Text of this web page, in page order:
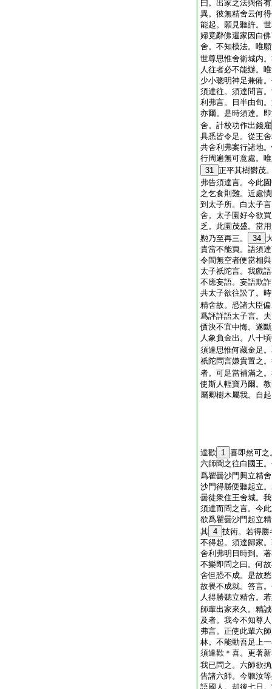
曰。出家之法與俗
異。彼無精舍云何
能起。願見聽許。
婦竟辭佛還家因白
舍。不知模法。唯
世尊思惟舍衞城内
人往者必不能辦。
少小聰明神足兼備
須達往。須達問言
利弗言。日半由旬
亦爾。是時須達。
舍。計校功作出錢雇
具悉皆令足。從王
共舍利弗案行諸地
行周遍無可意處。
31 正平其樹欝茂
弗告須達言。今此
之乞食則難。近處
到太子所。白太子
舍。太子園好今欲
乏。此園茂盛。當
懃乃至再三。
34
貴當不能買。語須
令間無空者便當相
太子祇陀言。我戲
不應妄語。妄語欺
共太子欲往訟了。
精舍故。恐諸大臣
爲評詳語太子言。
價決不宜中悔。遂
人象負金出。八十
須達思惟何藏金足
祇陀問言嫌貴置之
者。可足當補滿之
使斯人輕寶乃爾。
屬卿樹木屬我。自
達歡 1 喜即然可之
六師聞之往白國王
爲瞿曇沙門興立精
沙門得勝便聽起立
曇徒衆住王舍城。
須達而問之言。今
欲爲瞿曇沙門起立
其 4 技術。若得勝
不得起。須達歸家
舍利弗明日時到。
不樂即問之曰。何
舍但恐不成。是故
故畏不成就。答言
人得勝聽立精舍。
師輩出家來久。精
及者。我今不知尊
弗言。正使此輩六
林。不能動吾足上
須達歡＊喜。更著
我已問之。六師欲
告諸六師。今聽汝
語國人。却後七日